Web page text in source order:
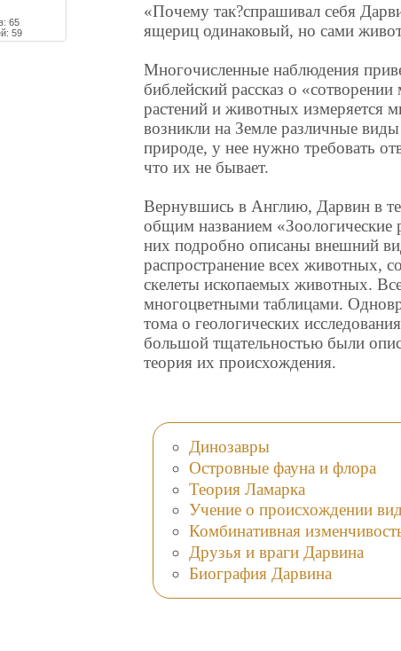
65
59
«Почему так?спрашивал себя
ящериц одинаковый, но сами
Многочисленные наблюдения
библейский рассказ о
растений и животных измеряется
возникли на Земле различные
природе, у нее нужно требовать
что их не бывает.
Вернувшись в Англию, Дарвин в
общим названием «Зоологические
них подробно описаны внешний
распространение всех животных,
скелеты ископаемых животных.
многоцветными таблицами.
тома о геологических
большой тщательностью были
теория их происхождения.
Динозавры
Островные фауна и флора
Теория Ламарка
Учение о происхождении
Комбинативная
Друзья и враги Дарвина
Биография Дарвина